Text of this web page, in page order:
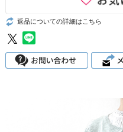
返品についての詳細はこちら